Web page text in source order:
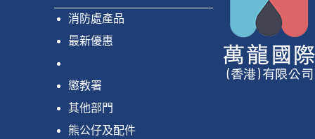
消防處產品
最新優惠
懲教署
其他部門
熊公仔及配件